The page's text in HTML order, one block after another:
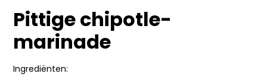
Pittige chipotle-
marinade
Ingrediënten: